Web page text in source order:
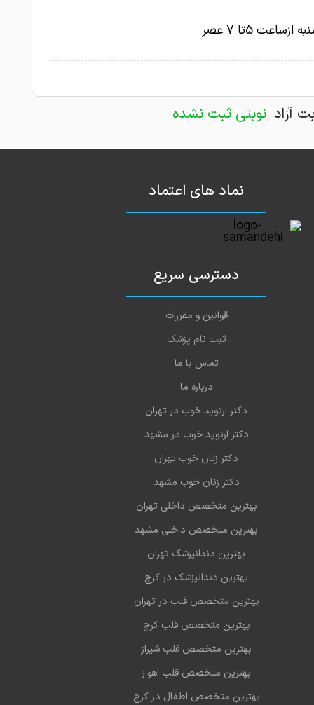
آزاد نوبتی ثبت نشده
5تا 7 عصر
نماد های اعتماد
دسترسی سریع
قوانین و مقررات
ثبت نام پزشک
تماس با ما
درباره ما
دکتر ارتوپد خوب در تهران
دکتر ارتوپد خوب در مشهد
دکتر زنان خوب تهران
دکتر زنان خوب مشهد
بهترین متخصص داخلی تهران
بهترین متخصص داخلی مشهد
بهترین دندانپزشک تهران
بهترین دندانپزشک در کرج
بهترین متخصص قلب در تهران
بهترین متخصص قلب کرج
بهترین متخصص قلب شیراز
بهترین متخصص قلب اهواز
بهترین متخصص اطفال در کرج